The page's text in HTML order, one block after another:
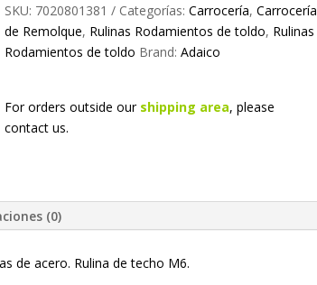
SKU: 7020801381 Categorías: Carrocería, Carrocería
de Remolque, Rulinas Rodamientos de toldo, Rulinas
Rodamientos de toldo Brand: Adaico
For orders outside our shipping area, please
contact us.
(0)
de acero. Rulina de techo M6.